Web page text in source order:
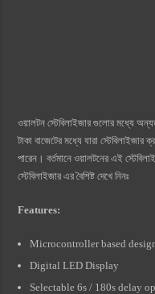
ওয়ালটন স্টেবিলাইজার গুলোর মধ্যে
টাকা বাজেটের মধ্যে যারা
পারেন। বর্তমানে ওয়ালটনের এই
স্টেবিলাইজার এর বৈশিষ্ট দেখে নিনঃ
Features:
Microcontroller based
Digital LED Display
Selectable 6s / 180s delay